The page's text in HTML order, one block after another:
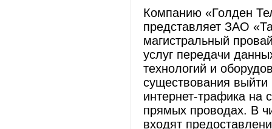
Компанию «Голден
представляет ЗАО
магистральный
услуг передачи
технологий и
существования
интернет-трафика
прямых проводах. В
входят